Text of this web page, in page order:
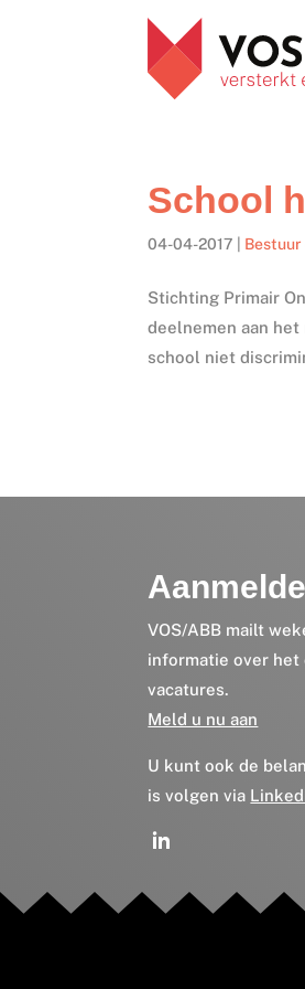
School
04-04-2017 Bestuur
Stichting Primair
deelnemen aan
school niet
VOS/ABB mailt
informatie over het
vacatures.
Meld u nu aan
U kunt ook de
is volgen via